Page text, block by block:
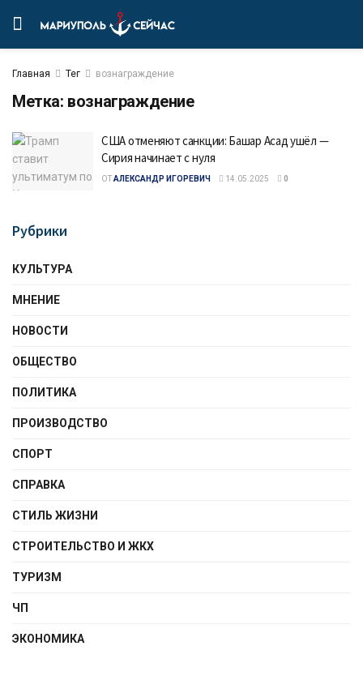
Главная Тег вознаграждение
Метка: вознаграждение
США отменяют санкции: Башар Асад ушёл —
Сирия начинает с нуля
ОТАЛЕКСАНДР ИГОРЕВИЧ 14.05.2025 0
Рубрики
КУЛЬТУРА
МНЕНИЕ
НОВОСТИ
ОБЩЕСТВО
ПОЛИТИКА
ПРОИЗВОДСТВО
СПОРТ
СПРАВКА
СТИЛЬ ЖИЗНИ
СТРОИТЕЛЬСТВО И ЖКХ
ТУРИЗМ
ЧП
ЭКОНОМИКА